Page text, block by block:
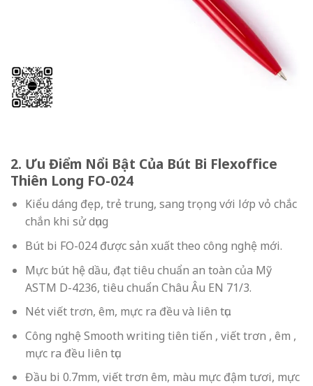
2. Ưu Điểm Nổi Bật Của Bút Bi Flexoffice
Thiên Long FO-024
Kiểu dáng đẹp, trẻ trung, sang trọng với lớp vỏ chắc
chắn khi sử dụng
Bút bi FO-024 được sản xuất theo công nghệ mới.
Mực bút hệ dầu, đạt tiêu chuẩn an toàn của Mỹ
ASTM D-4236, tiêu chuẩn Châu Âu EN 71/3.
Nét viết trơn, êm, mực ra đều và liên tục.
Công nghệ Smooth writing tiên tiến , viết trơn , êm ,
mực ra đều liên tục
Đầu bi 0.7mm, viết trơn êm, màu mực đậm tươi, mực